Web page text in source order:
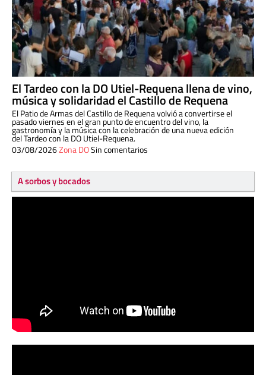
El Tardeo con la DO Utiel-Requena llena de vino,
música y solidaridad el Castillo de Requena
El Patio de Armas del Castillo de Requena volvió a convertirse el
pasado viernes en el gran punto de encuentro del vino, la
gastronomía y la música con la celebración de una nueva edición
del Tardeo con la DO Utiel-Requena.
03/08/2026Zona DOSin comentarios
A sorbos y bocados